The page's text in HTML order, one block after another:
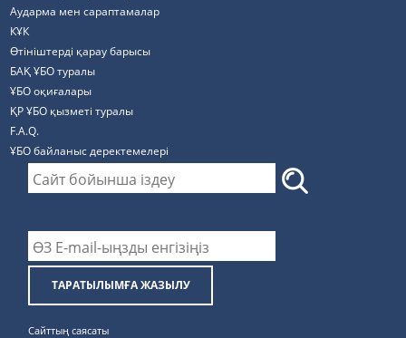
Аударма мен сараптамалар
КҰК
Өтініштерді қарау барысы
БАҚ ҰБО туралы
ҰБО оқиғалары
ҚР ҰБО қызметі туралы
F.A.Q.
ҰБО байланыс деректемелерi
ТАРАТЫЛЫМҒА ЖАЗЫЛУ
Сайттың саясаты